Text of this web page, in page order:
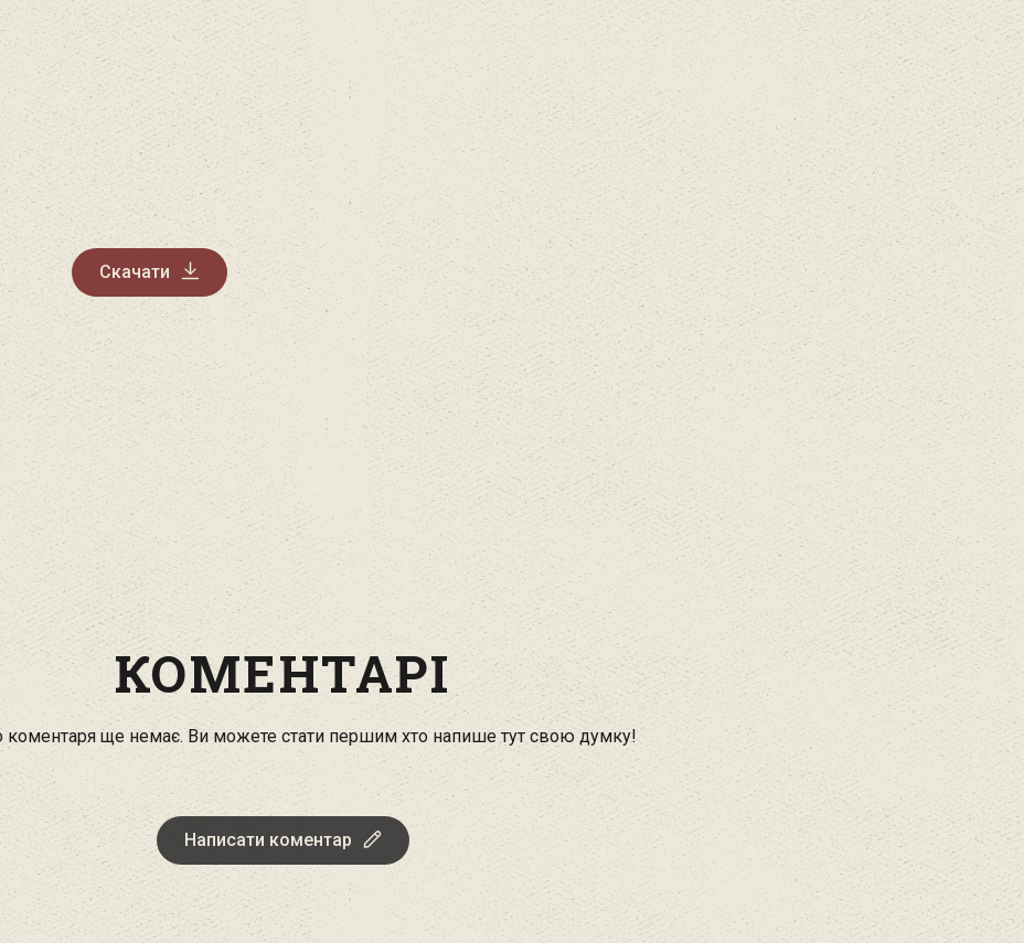
Скачати
КОМЕНТАРІ
коментаря ще немає. Ви можете стати першим хто напише тут свою думку!
Написати коментар